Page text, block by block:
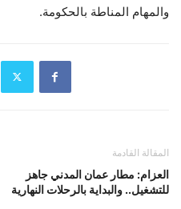
والمهام المناطة بالحكومة.
المقالة القادمة
العزام: مطار عمان المدني جاهز
للتشغيل.. والبداية بالرحلات النهارية